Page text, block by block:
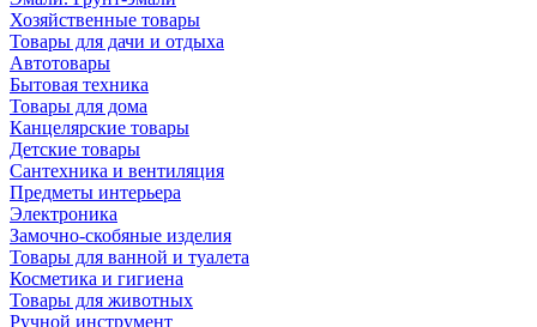
Хозяйственные товары
Товары для дачи и отдыха
Автотовары
Бытовая техника
Товары для дома
Канцелярские товары
Детские товары
Сантехника и вентиляция
Предметы интерьера
Электроника
Замочно-скобяные изделия
Товары для ванной и туалета
Косметика и гигиена
Товары для животных
Ручной инструмент